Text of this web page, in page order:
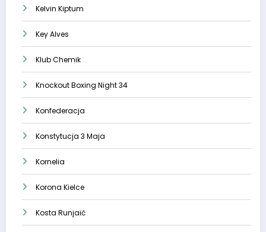
Kelvin Kiptum
Key Alves
Klub Chemik
Knockout Boxing Night 34
Konfederacja
Konstytucja 3 Maja
Kornelia
Korona Kielce
Kosta Runjaić